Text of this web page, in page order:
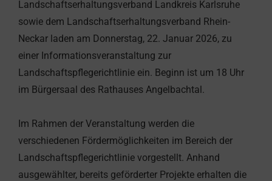
Landschaftserhaltungsverband Landkreis Karlsruhe
sowie dem Landschaftserhaltungsverband Rhein-
Neckar laden am Donnerstag, 22. Januar 2026, zu
einer Informationsveranstaltung zur
Landschaftspflegerichtlinie ein. Beginn ist um 18 Uhr
im Bürgersaal des Rathauses Angelbachtal.
Im Rahmen der Veranstaltung werden die
verschiedenen Fördermöglichkeiten im Bereich der
Landschaftspflegerichtlinie vorgestellt. Anhand
ausgewählter, bereits geförderter Projekte erhalten die